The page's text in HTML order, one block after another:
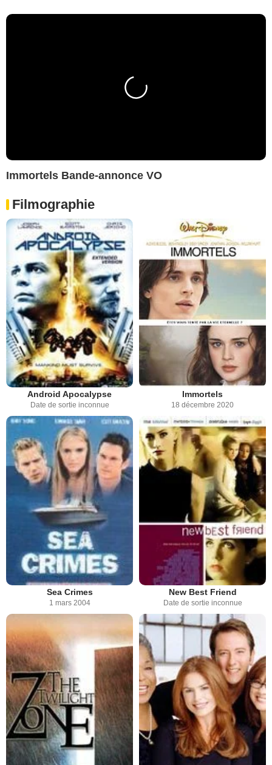
Immortels Bande-annonce VO
Filmographie
Android Apocalypse
Date de sortie inconnue
Immortels
18 décembre 2020
Sea Crimes
1 mars 2004
New Best Friend
Date de sortie inconnue